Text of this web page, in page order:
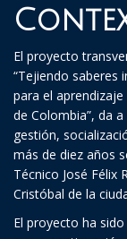
El proyecto
“Tejiendo saberes
para el
de Colombia”, da
gestión,
más de diez años
Técnico José Félix
Cristóbal de la
El proyecto ha